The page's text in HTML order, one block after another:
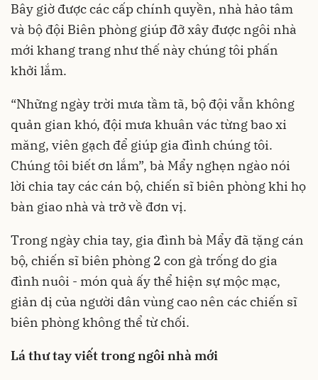
Bây giờ được các cấp chính quyền, nhà hảo tâm
và bộ đội Biên phòng giúp đỡ xây được ngôi nhà
mới khang trang như thế này chúng tôi phấn
khởi lắm.
“Những ngày trời mưa tầm tã, bộ đội vẫn không
quản gian khó, đội mưa khuân vác từng bao xi
măng, viên gạch để giúp gia đình chúng tôi.
Chúng tôi biết ơn lắm”, bà Mẩy nghẹn ngào nói
lời chia tay các cán bộ, chiến sĩ biên phòng khi họ
bàn giao nhà và trở về đơn vị.
Trong ngày chia tay, gia đình bà Mẩy đã tặng cán
bộ, chiến sĩ biên phòng 2 con gà trống do gia
đình nuôi - món quà ấy thể hiện sự mộc mạc,
giản dị của người dân vùng cao nên các chiến sĩ
biên phòng không thể từ chối.
Lá thư tay viết trong ngôi nhà mới